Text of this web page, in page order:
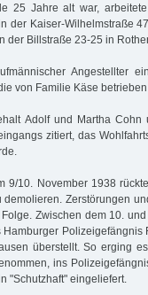
25 Jahre alt war,
der Kaiser-Wilhelmstraße
der Billstraße 23-25 in
Angestellter
von Familie Käse
Adolf und Martha Cohn
zitiert, das
9/10. November 1938
Zerstörungen
Zwischen dem 10.
Polizeigefängnis
überstellt. So erging
ins
"Schutzhaft" eingeliefert.